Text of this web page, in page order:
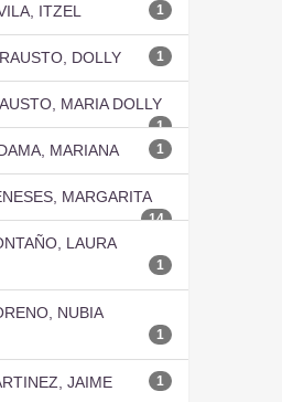
ITZEL 1
DOLLY 1
MARIA DOLLY
1
MARIANA 1
MARGARITA
14
LAURA
1
NUBIA
1
JAIME 1